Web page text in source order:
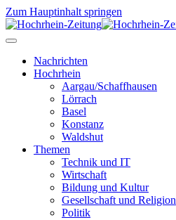
Zum Hauptinhalt springen
Nachrichten
Hochrhein
Aargau/Schaffhausen
Lörrach
Basel
Konstanz
Waldshut
Themen
Technik und IT
Wirtschaft
Bildung und Kultur
Gesellschaft und Religion
Politik